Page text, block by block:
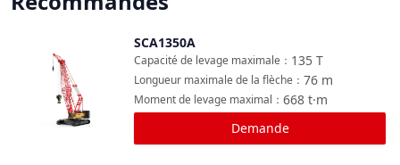
SCA1350A
135 T
Capacité de levage maximale ：
76 m
Longueur maximale de la flèche ：
668 t·m
Moment de levage maximal ：
Demande